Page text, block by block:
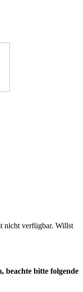
nicht verfügbar. Willst
beachte bitte folgende